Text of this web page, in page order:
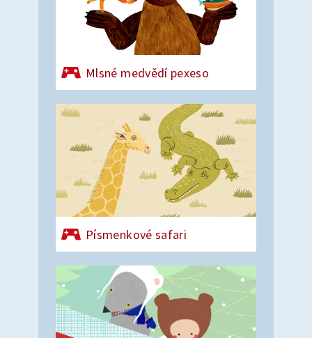
Mlsné medvědí pexeso
Písmenkové safari